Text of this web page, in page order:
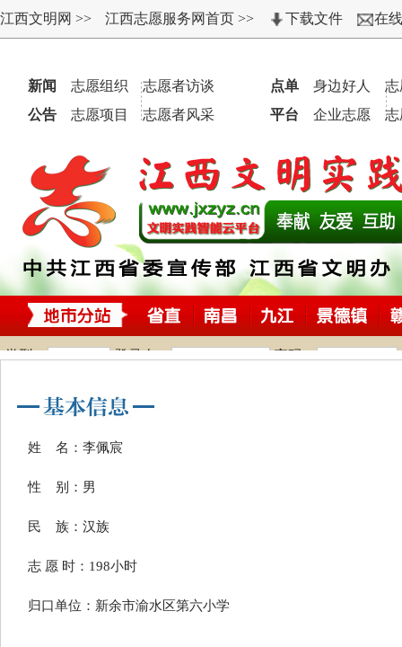
姓 名：李佩宸
性 别：男
民 族：汉族
志 愿 时：198小时
归口单位：新余市渝水区第六小学